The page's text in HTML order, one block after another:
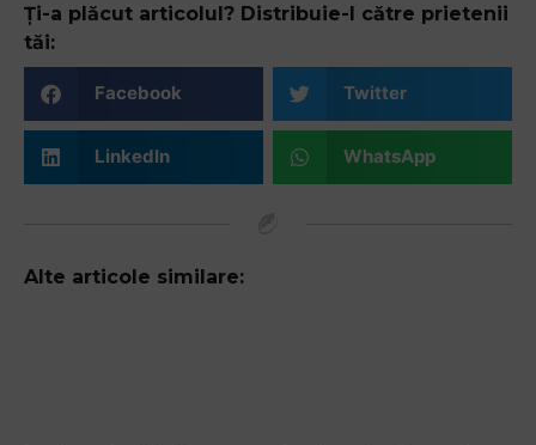
Ți-a plăcut articolul? Distribuie-l către prietenii
tăi:
Facebook Twitter
LinkedIn WhatsApp
Alte articole similare: